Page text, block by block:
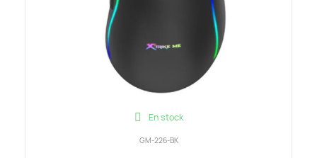
En stock
GM-226-BK